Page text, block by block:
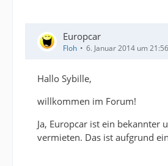
Europcar
Floh 6. Januar 2014 um 21:56
Hallo Sybille,
willkommen im Forum!
Ja, Europcar ist ein
vermieten. Das ist aufgrund